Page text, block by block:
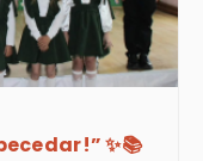
✨📚